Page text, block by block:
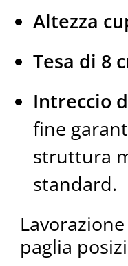
Altezza
Tesa di 8
Intreccio
fine
struttura
standard.
paglia